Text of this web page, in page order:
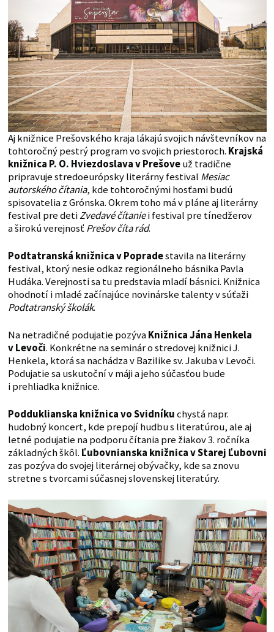
Aj knižnice Prešovského kraja lákajú svojich návštevníkov na
tohtoročný pestrý program vo svojich priestoroch. Krajská
knižnica P. O. Hviezdoslava v Prešoveuž tradične
pripravuje stredoeurópsky literárny festival Mesiac
autorského čítania, kde tohtoročnými hosťami budú
spisovatelia z Grónska. Okrem toho má v pláne aj literárny
festival pre detiZvedavé čítaniei festival pre tínedžerov
a širokú verejnosťPrešov číta rád.
Podtatranská knižnica v Popradestavila na literárny
festival, ktorý nesie odkaz regionálneho básnika Pavla
Hudáka. Verejnosti sa tu predstavia mladí básnici. Knižnica
ohodnotí i mladé začínajúce novinárske talenty v súťaži
Podtatranský školák.
Na netradičné podujatie pozývaKnižnica Jána Henkela
v Levoči. Konkrétne na seminár o stredovej knižnici J.
Henkela, ktorá sa nachádza v Bazilike sv. Jakuba v Levoči.
Podujatie sa uskutoční v máji a jeho súčasťou bude
i prehliadka knižnice.
Podduklianska knižnica vo Svidníkuchystá napr.
hudobný koncert, kde prepojí hudbu s literatúrou, ale aj
letné podujatie na podporu čítania pre žiakov 3. ročníka
základných škôl. Ľubovnianska knižnica v Starej Ľubovni
zas pozýva do svojej literárnej obývačky, kde sa znovu
stretne s tvorcami súčasnej slovenskej literatúry.